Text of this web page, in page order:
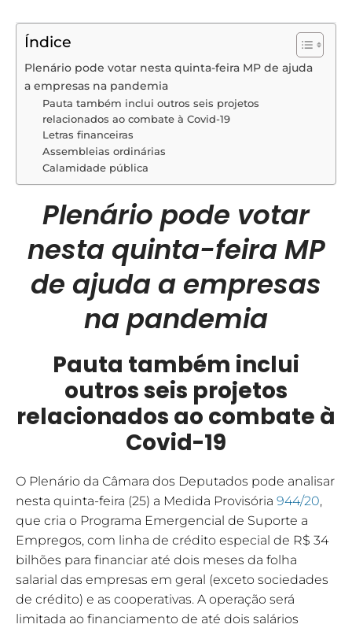
Índice
Plenário pode votar nesta quinta-feira MP de ajuda
a empresas na pandemia
Pauta também inclui outros seis projetos
relacionados ao combate à Covid-19
Letras financeiras
Assembleias ordinárias
Calamidade pública
Plenário pode votar
nesta quinta-feira MP
de ajuda a empresas
na pandemia
Pauta também inclui
outros seis projetos
relacionados ao combate à
Covid-19
O Plenário da Câmara dos Deputados pode analisar
nesta quinta-feira (25) a Medida Provisória 944/20,
que cria o Programa Emergencial de Suporte a
Empregos, com linha de crédito especial de R$ 34
bilhões para financiar até dois meses da folha
salarial das empresas em geral (exceto sociedades
de crédito) e as cooperativas. A operação será
limitada ao financiamento de até dois salários